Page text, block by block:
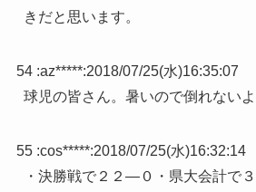
きだと思います。
54 :az*****:2018/07/25(水)16:35:07
球児の皆さん。暑いので倒れない
55 :cos*****:2018/07/25(水)16:32:14
・決勝戦で２２―０・県大会計で